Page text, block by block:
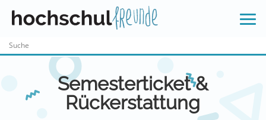
Semesterticket &
Rückerstattung